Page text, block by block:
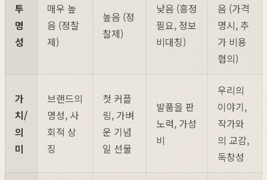
투
명
성
매우 높
음 (정찰
제)
높음 (정
찰제)
낮음 (흥정
필요, 정보
비대칭)
음 (가격
명시, 추
가 비용
협의)
가
치/
의
미
브랜드의
명성, 사
회적 상
징
첫 커플
링, 가벼
운 기념
일 선물
발품을 판
노력, 가성
비
우리의
이야기,
작가와
의 교감,
독창성